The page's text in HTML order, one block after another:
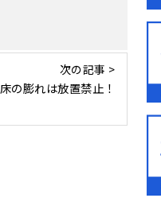
次の記事 >
の膨れは放置禁止！